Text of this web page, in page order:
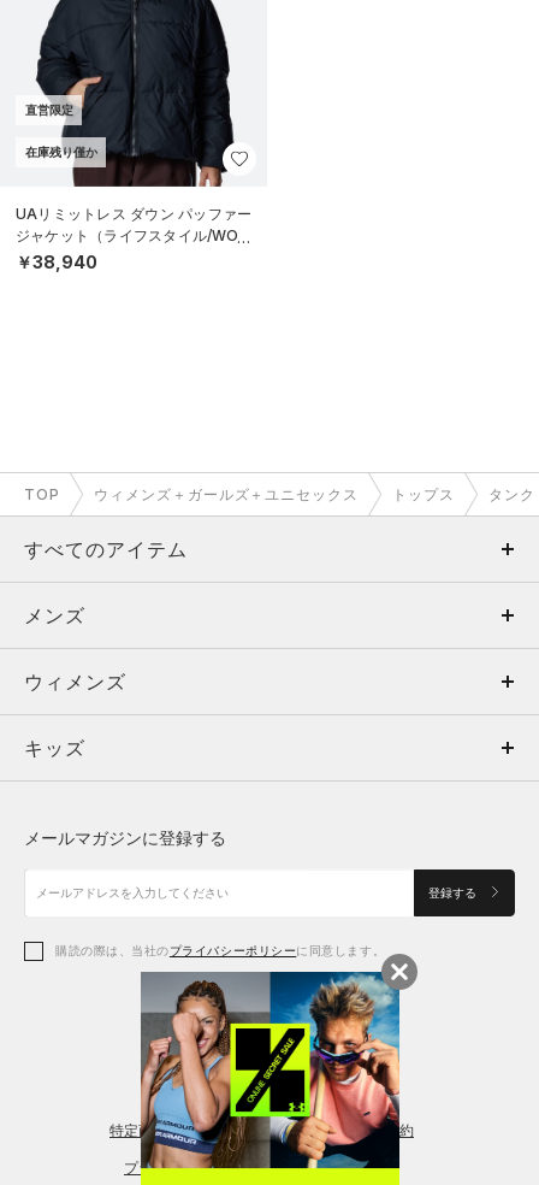
直営限定
在庫残り僅か
UAリミットレス ダウン パッファー
ジャケット（ライフスタイル/WOM
EN）
￥38,940
TOP ウィメンズ＋ガールズ＋ユニセックス トップス タン
すべてのアイテム
メンズ
ウィメンズ
キッズ
アクセサリー
メンズ
トップス
ボトムス
アクセサリー
ウィメンズ
トップス
シューズ
アクセサリー
レギンス＆タイツ
キッズ
シューズ
メールマガジンに登録する
登録する
購読の際は、当社のプライバシーポリシーに同意します。
特定商取引法に基づく通販の表記 会員規約
プライバシーポリシー